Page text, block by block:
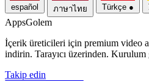
español ภาษาไทย Türkçe ●
AppsGolem
İçerik üreticileri için premium video
indirin. Tarayıcı üzerinden. Kurulum
Takip edin